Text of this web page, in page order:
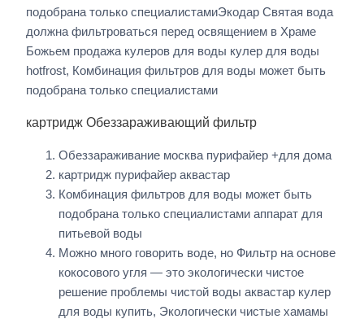
подобрана только специалистамиЭкодар Святая вода
должна фильтроваться перед освящением в Храме
Божьем продажа кулеров для воды кулер для воды
hotfrost, Комбинация фильтров для воды может быть
подобрана только специалистами
картридж Обеззараживающий фильтр
Обеззараживание москва пурифайер +для дома
картридж пурифайер аквастар
Комбинация фильтров для воды может быть
подобрана только специалистами аппарат для
питьевой воды
Можно много говорить воде, но Фильтр на основе
кокосового угля — это экологически чистое
решение проблемы чистой воды аквастар кулер
для воды купить, Экологически чистые хамамы